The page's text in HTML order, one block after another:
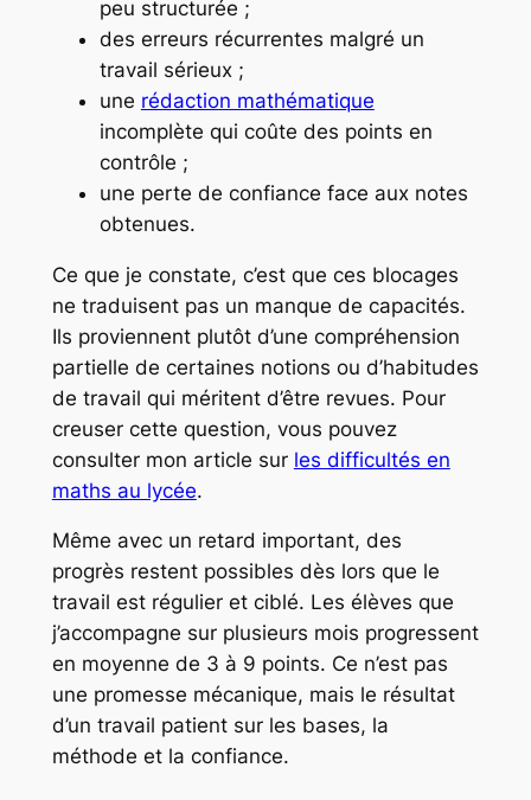
peu structurée ;
des erreurs récurrentes malgré un
travail sérieux ;
une rédaction mathématique
incomplète qui coûte des points en
contrôle ;
une perte de confiance face aux notes
obtenues.
Ce que je constate, c’est que ces blocages
ne traduisent pas un manque de capacités.
Ils proviennent plutôt d’une compréhension
partielle de certaines notions ou d’habitudes
de travail qui méritent d’être revues. Pour
creuser cette question, vous pouvez
consulter mon article sur les difficultés en
maths au lycée.
Même avec un retard important, des
progrès restent possibles dès lors que le
travail est régulier et ciblé. Les élèves que
j’accompagne sur plusieurs mois progressent
en moyenne de 3 à 9 points. Ce n’est pas
une promesse mécanique, mais le résultat
d’un travail patient sur les bases, la
méthode et la confiance.